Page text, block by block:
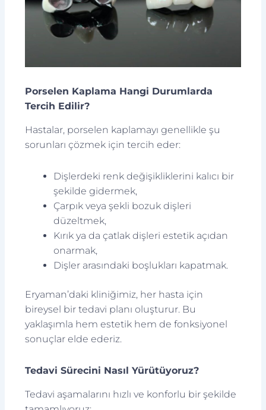
Porselen Kaplama Hangi Durumlarda
Tercih Edilir?
Hastalar, porselen kaplamayı genellikle şu
sorunları çözmek için tercih eder:
Dişlerdeki renk değişikliklerini kalıcı bir
şekilde gidermek,
Çarpık veya şekli bozuk dişleri
düzeltmek,
Kırık ya da çatlak dişleri estetik açıdan
onarmak,
Dişler arasındaki boşlukları kapatmak.
Eryaman’daki kliniğimiz, her hasta için
bireysel bir tedavi planı oluşturur. Bu
yaklaşımla hem estetik hem de fonksiyonel
sonuçlar elde ederiz.
Tedavi Sürecini Nasıl Yürütüyoruz?
Tedavi aşamalarını hızlı ve konforlu bir şekilde